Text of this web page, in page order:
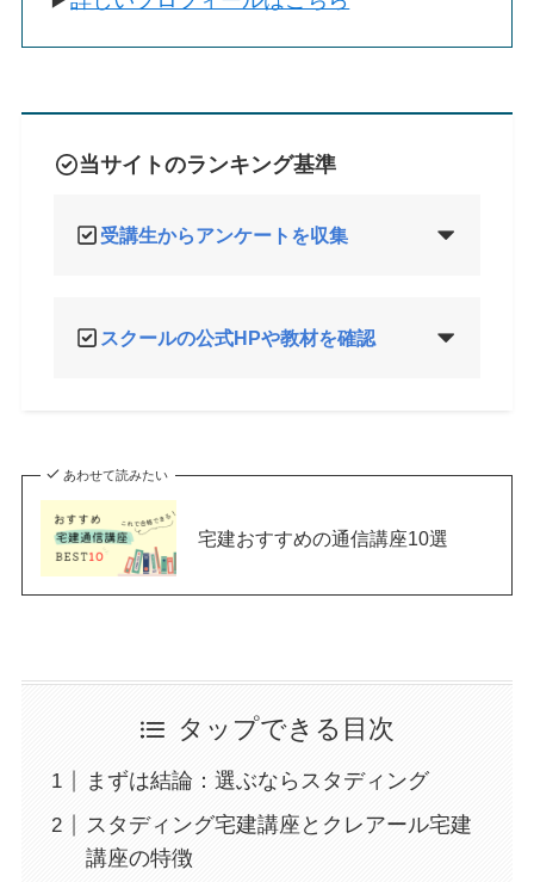
当サイトのランキング基準
受講生からアンケートを収集
スクールの公式HPや教材を確認
あわせて読みたい
宅建おすすめの通信講座10選
タップできる目次
まずは結論：選ぶならスタディング
スタディング宅建講座とクレアール宅建
講座の特徴